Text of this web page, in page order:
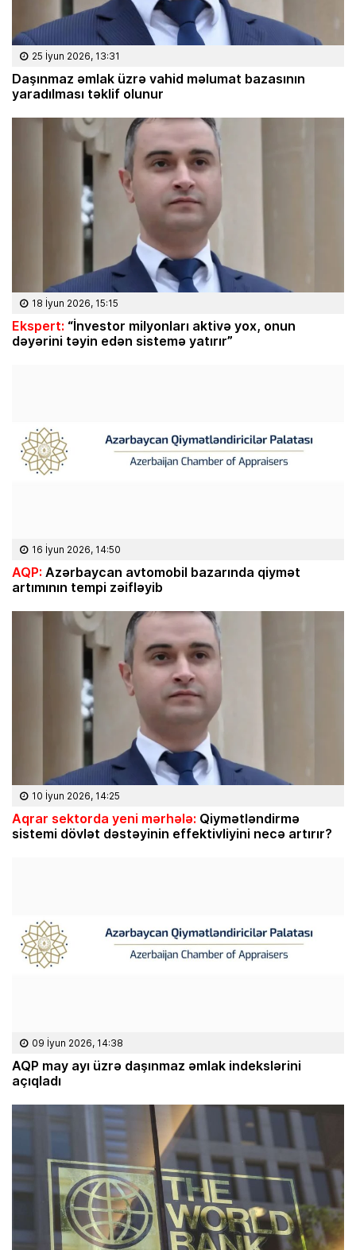
25 İyun 2026, 13:31
Daşınmaz əmlak üzrə vahid məlumat bazasının
yaradılması təklif olunur
18 İyun 2026, 15:15
Ekspert: “İnvestor milyonları aktivə yox, onun
dəyərini təyin edən sistemə yatırır”
16 İyun 2026, 14:50
AQP: Azərbaycan avtomobil bazarında qiymət
artımının tempi zəifləyib
10 İyun 2026, 14:25
Aqrar sektorda yeni mərhələ: Qiymətləndirmə
sistemi dövlət dəstəyinin effektivliyini necə artırır?
09 İyun 2026, 14:38
AQP may ayı üzrə daşınmaz əmlak indekslərini
açıqladı